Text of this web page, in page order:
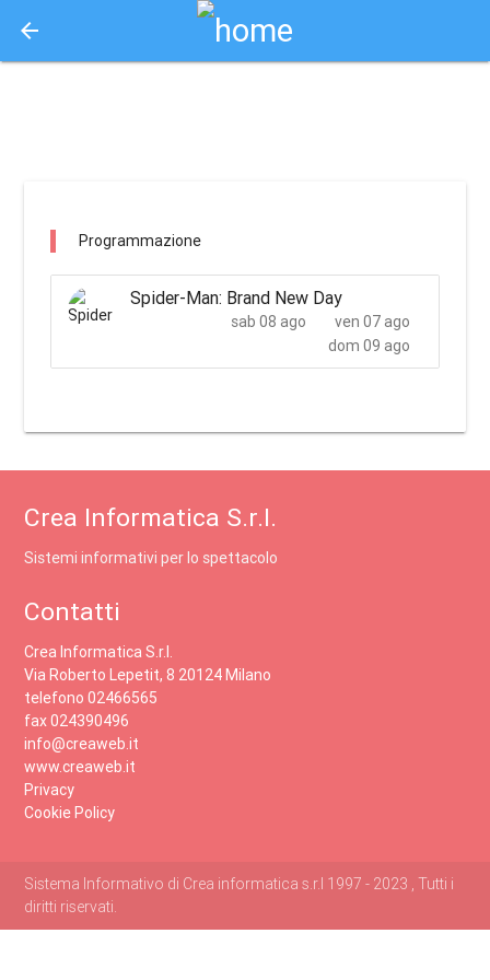
arrow_back
Programmazione
Spider-Man: Brand New Day
ven 07 ago
sab 08 ago
dom 09 ago
Crea Informatica S.r.l.
Sistemi informativi per lo spettacolo
Contatti
Crea Informatica S.r.l.
Via Roberto Lepetit, 8 20124 Milano
telefono 02466565
fax 024390496
info@creaweb.it
www.creaweb.it
Privacy
Cookie Policy
Sistema Informativo di Crea informatica s.r.l 1997 - 2023 , Tutti i
diritti riservati.